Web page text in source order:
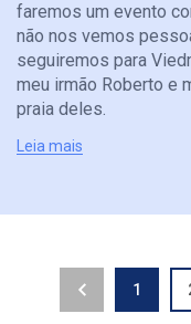
faremos um evento
não nos vemos
seguiremos para
meu irmão Roberto e
praia deles.
Leia mais
1